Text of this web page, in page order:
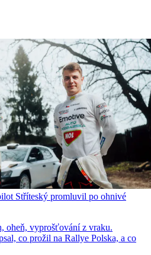
Stříteský promluvil po ohnivé
oheň, vyprošťování z vraku.
co prožil na Rallye Polska, a co